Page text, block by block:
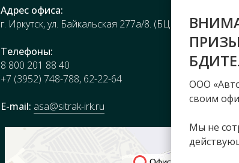
ООО
своим
Мы не
Адрес офиса:
г. Иркутск, ул. Байкальская 277а/8. (БЦ Солнечный)
Телефоны:
8 800 201 88 40
+7 (3952) 748-788, 62-22-64
E-mail: asa@sitrak-irk.ru